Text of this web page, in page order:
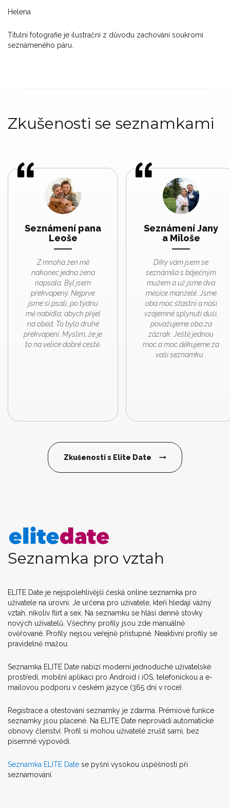
Helena
Titulní fotografie je ilustrační z důvodu zachování soukromí
seznámeného páru.
Zkušenosti se seznamkami
Seznámení pana
Leoše
Z mnoha žen mě
nakonec jedna žena
napsala. Byl jsem
překvapený. Nejprve
jsme si psali, po týdnu
mě nabídla, abych přijel
na oběd. To bylo druhé
překvapení. Myslim, že je
to na velice dobré cestě.
Seznámení Jany
a Miloše
Díky vám jsem se
seznámila s báječným
mužem a už jsme dva
měsíce manželé. Jsme
oba moc šťastní a naši
vzájemné splynutí duši,
považujeme oba za
zázrak. Ještě jednou
moc a moc děkujeme za
vaši seznamku .
Zkušenosti s Elite Date
Seznamka pro vztah
ELITE Date je nejspolehlivější česká online seznamka pro
uživatele na úrovni. Je určena pro uživatele, kteří hledají vážný
vztah, nikoliv flirt a sex. Na seznamku se hlásí denně stovky
nových uživatelů. Všechny profily jsou zde manuálně
ověřované. Profily nejsou veřejně přístupné. Neaktivní profily se
pravidelně mažou.
Seznamka ELITE Date nabízí moderní jednoduché uživatelské
prostředí, mobilní aplikaci pro Android i iOS, telefonickou a e-
mailovou podporu v českém jazyce (365 dní v roce).
Registrace a otestování seznamky je zdarma. Prémiové funkce
seznamky jsou placené. Na ELITE Date neprovádí automatické
obnovy členství. Profil si mohou uživatelé zrušit sami, bez
písemné výpovědi.
Seznamka ELITE Date se pyšní vysokou úspěšností při
seznamování.